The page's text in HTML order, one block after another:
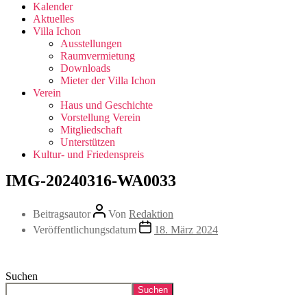
Kalender
Aktuelles
Villa Ichon
Ausstellungen
Raumvermietung
Downloads
Mieter der Villa Ichon
Verein
Haus und Geschichte
Vorstellung Verein
Mitgliedschaft
Unterstützen
Kultur- und Friedenspreis
IMG-20240316-WA0033
Beitragsautor Von Redaktion
Veröffentlichungsdatum
18. März 2024
Suchen
Suchen